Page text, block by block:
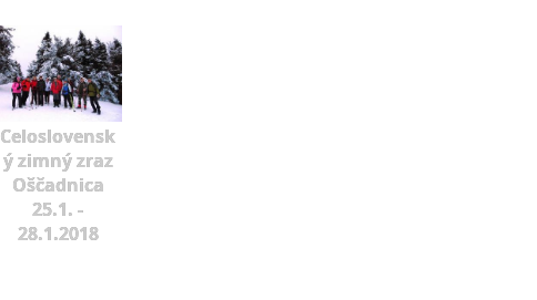
Celoslovensk
ý zimný zraz
Oščadnica
25.1. -
28.1.2018